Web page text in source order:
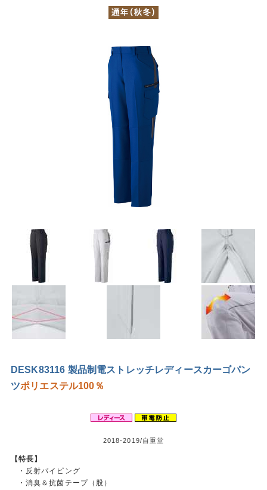
DESK83116 製品制電ストレッチレディースカーゴパン
ツポリエステル100％
2018-2019/自重堂
【特長】
・反射パイピング
・消臭＆抗菌テープ（股）